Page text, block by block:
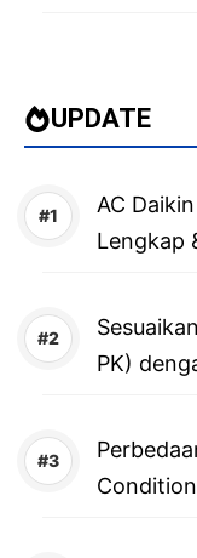
UPDATE
AC
Lengkap
PK)